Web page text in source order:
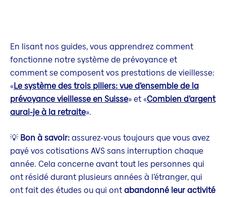
En lisant nos guides, vous apprendrez comment
fonctionne notre système de prévoyance et
comment se composent vos prestations de vieillesse:
«Le système des trois piliers: vue d’ensemble de la
prévoyance vieillesse en Suisse» et «Combien d’argent
aurai-je à la retraite».
💡 Bon à savoir:assurez-vous toujours que vous avez
payé vos cotisations AVS sans interruption chaque
année. Cela concerne avant tout les personnes qui
ont résidé durant plusieurs années à l’étranger, qui
ont fait des études ou qui ontabandonné leur activité